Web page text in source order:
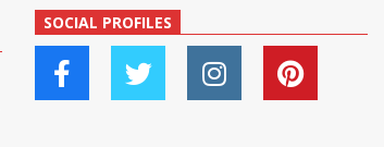
SOCIAL PROFILES